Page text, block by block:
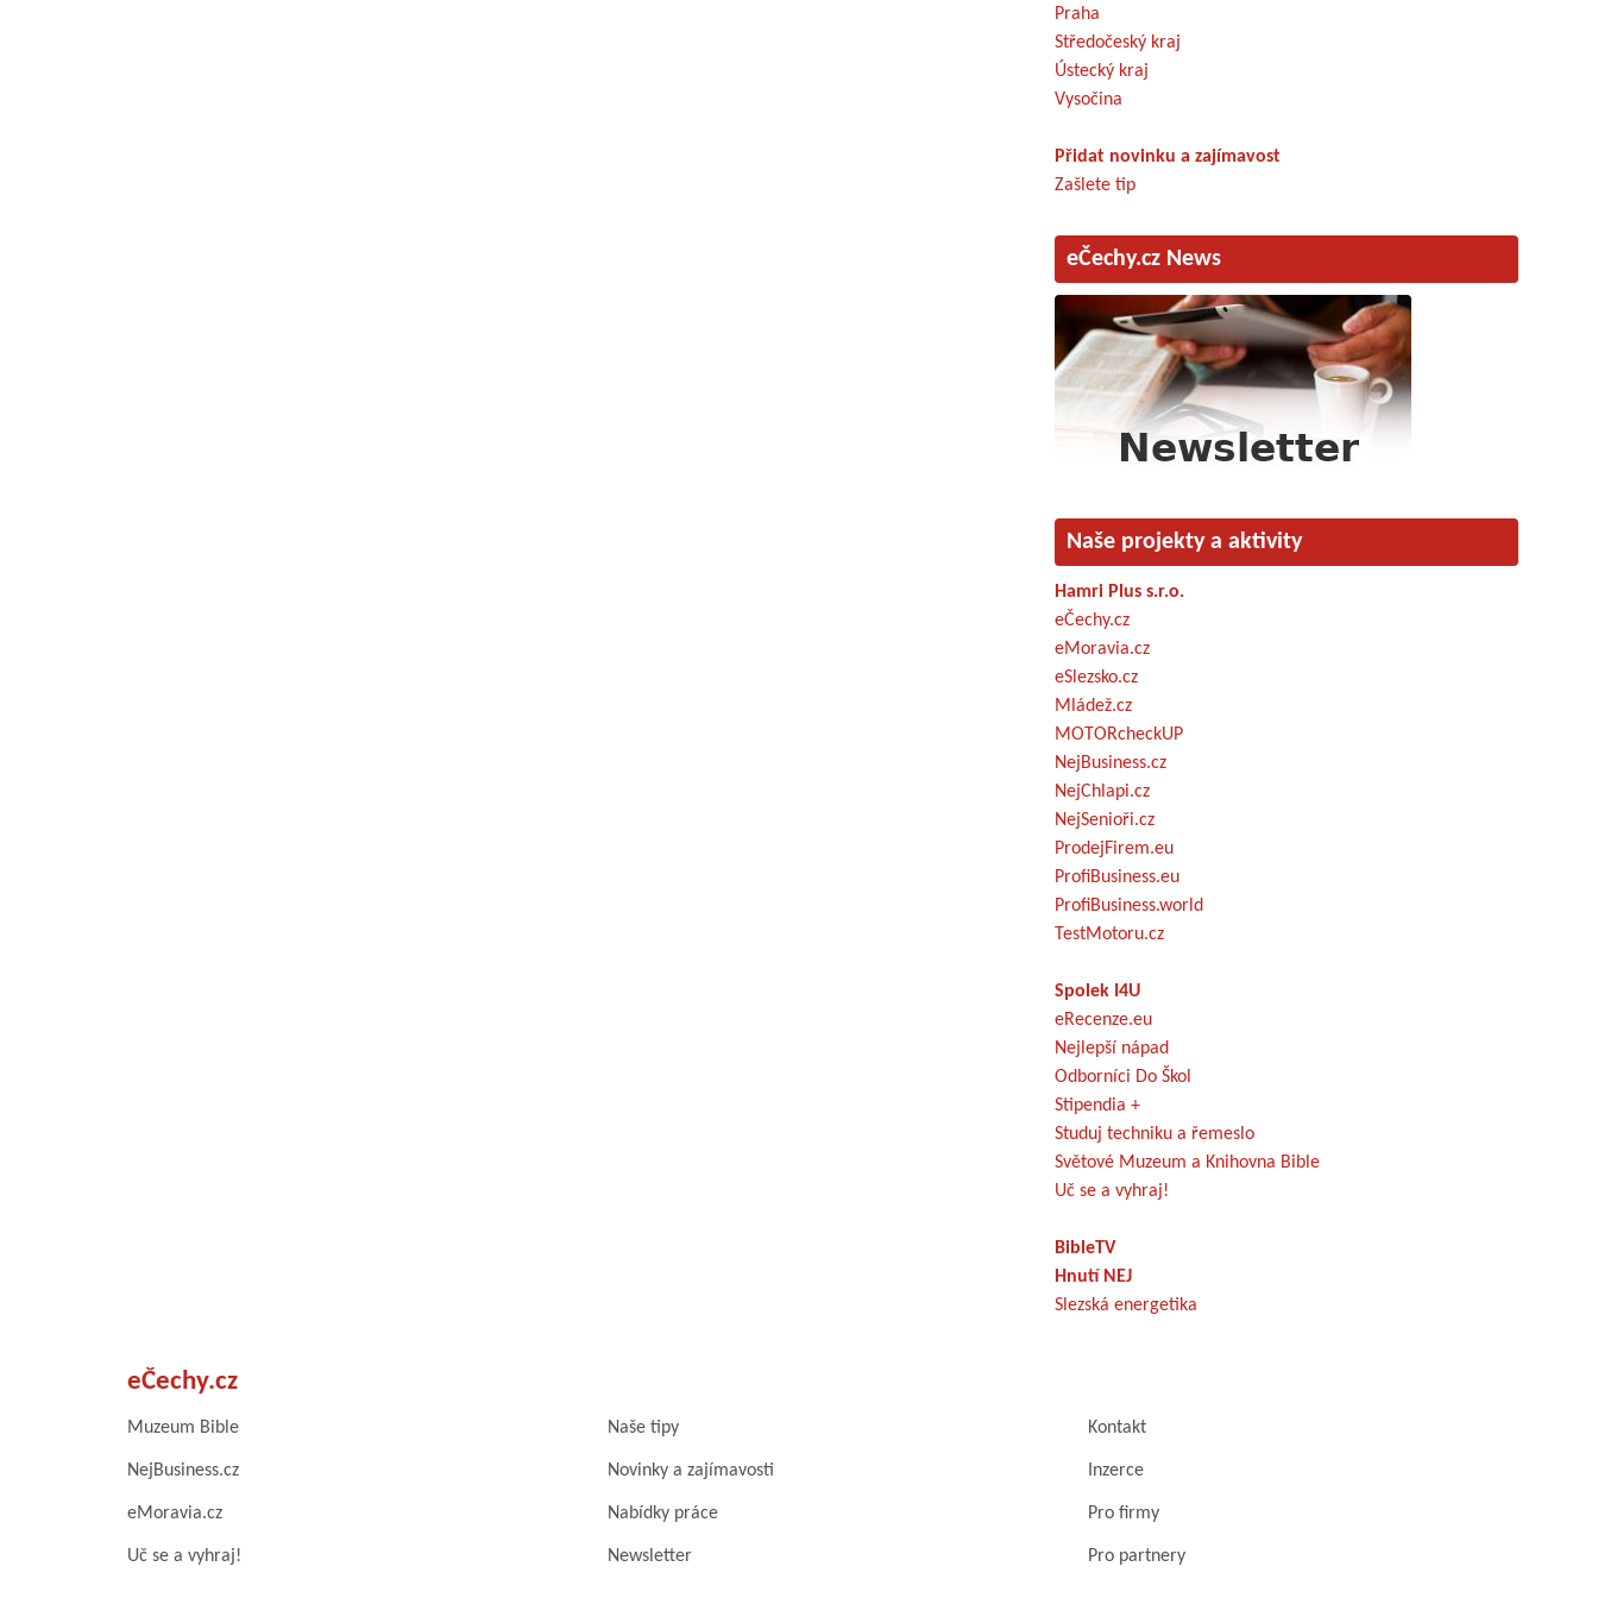
Praha
Středočeský kraj
Ústecký kraj
Vysočina
Přidat novinku a zajímavost
Zašlete tip
eČechy.cz News
Naše projekty a aktivity
Hamri Plus s.r.o.
eČechy.cz
eMoravia.cz
eSlezsko.cz
Mládež.cz
MOTORcheckUP
NejBusiness.cz
NejChlapi.cz
NejSenioři.cz
ProdejFirem.eu
ProfiBusiness.eu
ProfiBusiness.world
TestMotoru.cz
Spolek I4U
eRecenze.eu
Nejlepší nápad
Odborníci Do Škol
Stipendia +
Studuj techniku a řemeslo
Světové Muzeum a Knihovna Bible
Uč se a vyhraj!
BibleTV
Hnutí NEJ
Slezská energetika
eČechy.cz
Muzeum Bible Naše tipy Kontakt
NejBusiness.cz Novinky a zajímavosti Inzerce
eMoravia.cz Nabídky práce Pro firmy
Uč se a vyhraj! Newsletter Pro partnery